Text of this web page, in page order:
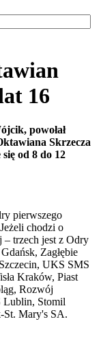
16
powołał
Skrzecza
od 8 do 12
pierwszego
chodzi o
– trzech jest z Odry
Zagłębie
UKS SMS
Kraków, Piast
Rozwój
Lublin, Stomil
St. Mary's SA.